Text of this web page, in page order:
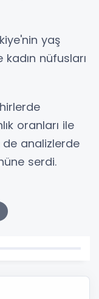
yaş
nüfusları
oranları ile
de analizlerde
serdi.